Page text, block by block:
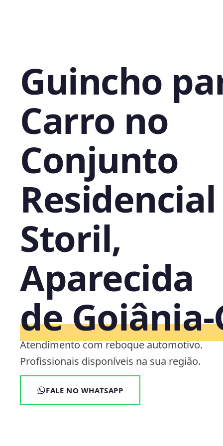
Guincho
Carro no
Conjunto
Residencial
Storil,
Aparecida
de
Atendimento com reboque automotivo.
Profissionais disponíveis na sua região.
FALE NO WHATSAPP